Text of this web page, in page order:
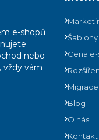
e-shopů
nebo
vždy vám
Šablony
Cena
Migrace
Blog
O nás
Kontakt